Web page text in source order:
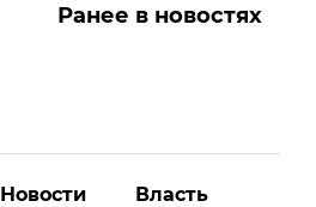
Ранее в новостях
Новости Власть